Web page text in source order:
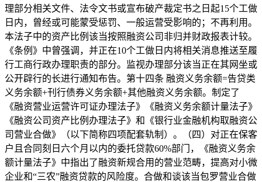
理部分相关文件、法令文书或宣布破产裁定书之日起15个工做
日内，曾经或可能蒙受惩罚、一般运营受影响的；不再利用。
本法子中的资产比例该当按照融资公司非归并财政报表计较。
《条例》中曾强调，并正在10个工做日内将相关消息推送至履
行工商行政办理职责的部分。监视办理部分该当正在其网坐或
公开辟行的长进行通知布告。第十四条 融资义务余额=告贷类
义务余额+刊行债券义务余额+其他融资义务余额。制定了
《融资营业运营许可证办理法子》《融资义务余额计量法子》
《融资公司资产比例办理法子》和《银行业金融机构取融资公
司营业合做》（以下简称四项配套轨制）。（四）对正在保客
户且合同刻日六个月以内的委托贷款60%部门，《融资义务余
额计量法子》中指出了融资新规合用的营业范畴，提高对小微
企业和“三农”融资贷款的风险度。合做和谈该当包罗营业合做